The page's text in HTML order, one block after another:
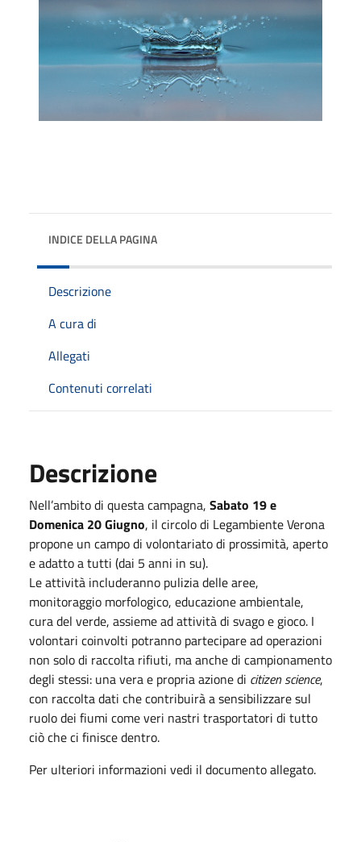
INDICE DELLA PAGINA
Descrizione
A cura di
Allegati
Contenuti correlati
Descrizione
Nell’ambito di questa campagna, Sabato 19 e
Domenica 20 Giugno, il circolo di Legambiente Verona
propone un campo di volontariato di prossimità, aperto
e adatto a tutti (dai 5 anni in su).
Le attività includeranno pulizia delle aree,
monitoraggio morfologico, educazione ambientale,
cura del verde, assieme ad attività di svago e gioco. I
volontari coinvolti potranno partecipare ad operazioni
non solo di raccolta rifiuti, ma anche di campionamento
degli stessi: una vera e propria azione di citizen science,
con raccolta dati che contribuirà a sensibilizzare sul
ruolo dei fiumi come veri nastri trasportatori di tutto
ciò che ci finisce dentro.
Per ulteriori informazioni vedi il documento allegato.